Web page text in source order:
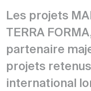
Les projets
TERRA
partenaire
projets
international